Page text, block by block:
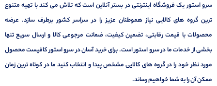
سرو استور یک فروشگاه اینترنتی در بستر آنلاین است که تلاش می کند با تهیه متنوع
ترین گروه های کالایی نیاز هموطنان عزیز را در سراسر کشور برطرف سازد. عرضه
محصولات با قیمت رقابتی، تضمین کیفیت، ضمانت مرجوعی کالا و ارسال سریع تنها
بخشی از خدمات ما در سرو استور است. برای خرید آسان در سرو استور کافیست محصول
مورد نظر خود را در گروه های کالایی مشخص پیدا و انتخاب کنید ما در کوتاه ترین زمان
ممکن آن را به شما خواهیم رساند.